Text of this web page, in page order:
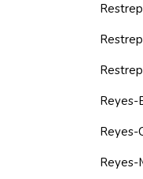
Reyes-
Reyes-
Reyes-